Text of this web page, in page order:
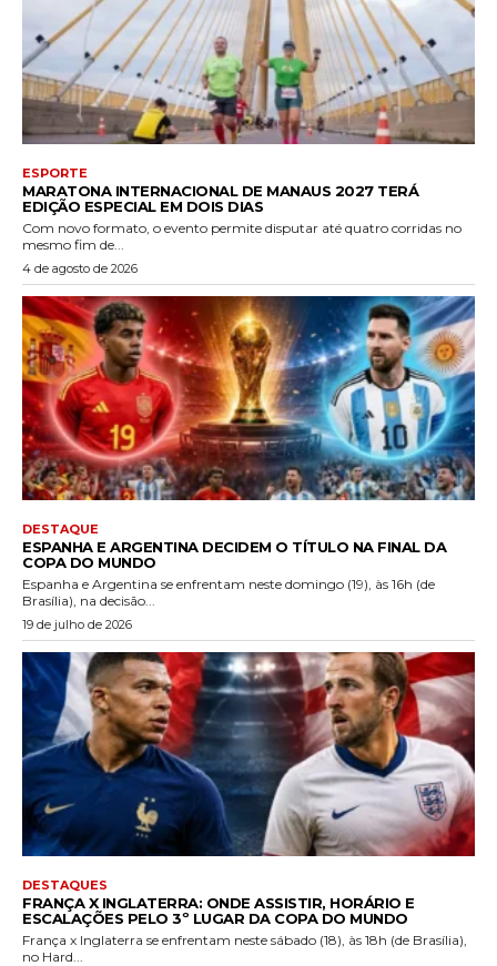
ESPORTE
MARATONA INTERNACIONAL DE MANAUS 2027 TERÁ
EDIÇÃO ESPECIAL EM DOIS DIAS
Com novo formato, o evento permite disputar até quatro corridas no
mesmo fim de...
4 de agosto de 2026
DESTAQUE
ESPANHA E ARGENTINA DECIDEM O TÍTULO NA FINAL DA
COPA DO MUNDO
Espanha e Argentina se enfrentam neste domingo (19), às 16h (de
Brasília), na decisão...
19 de julho de 2026
DESTAQUES
FRANÇA X INGLATERRA: ONDE ASSISTIR, HORÁRIO E
ESCALAÇÕES PELO 3º LUGAR DA COPA DO MUNDO
França x Inglaterra se enfrentam neste sábado (18), às 18h (de Brasília),
no Hard...